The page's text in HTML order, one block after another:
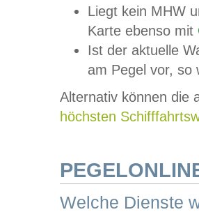
Liegt kein MHW
Karte ebenso mit
Ist der aktuelle
am Pegel vor,
Alternativ können die
höchsten
Welche Dienste